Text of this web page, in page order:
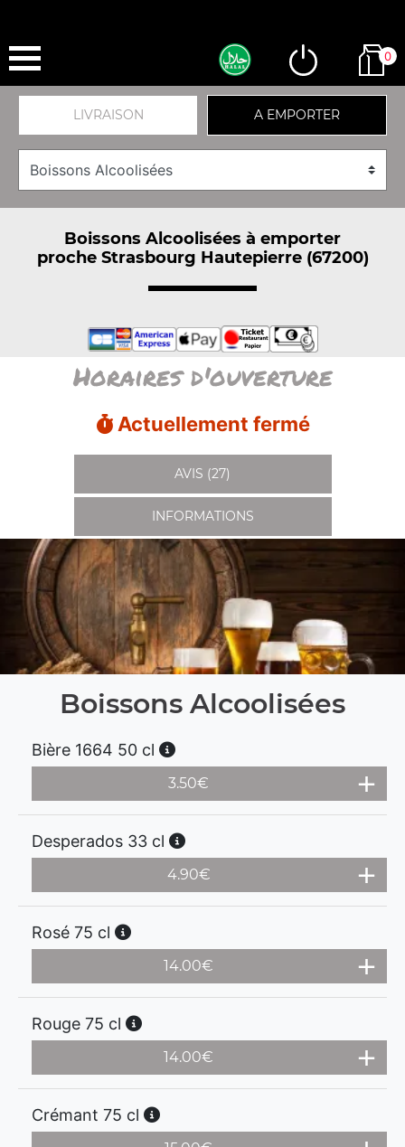
0
LIVRAISON A EMPORTER
Boissons Alcoolisées à emporter
proche Strasbourg Hautepierre (67200)
Horaires d'ouverture
Actuellement fermé
AVIS (27)
INFORMATIONS
Boissons Alcoolisées
Bière 1664 50 cl
3.50€
Desperados 33 cl
4.90€
Rosé 75 cl
14.00€
Rouge 75 cl
14.00€
Crémant 75 cl